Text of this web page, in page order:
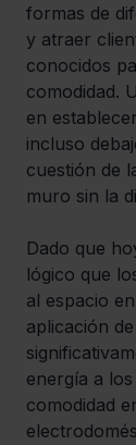
formas de
y atraer
conocidos
comodidad.
en
incluso
cuestión de
muro sin la
Dado que
lógico que
al espacio
aplicación
energía a
comodidad